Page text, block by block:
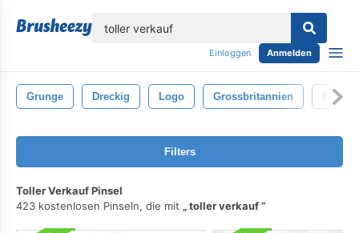
Einloggen Anmelden
Grunge Dreckig Logo Grossbritannien
Filters
Toller Verkauf Pinsel
423 kostenlosen Pinseln, die mit
toller verkauf